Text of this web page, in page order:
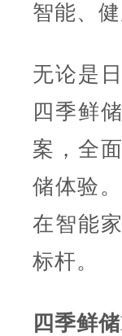
智能、
无论是
四季鲜
案，全
储体验
在智能
标杆。
四季鲜